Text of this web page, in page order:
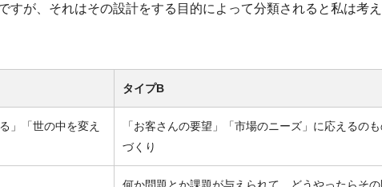
すが、それはその設計をする目的によって分類されると私は考
タイプB
」「世の中を変え
「お客さんの要望」「市場のニーズ」に応えるの
づくり